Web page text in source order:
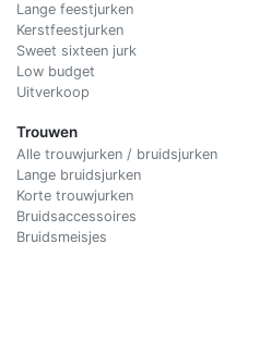
Lange feestjurken
Kerstfeestjurken
Sweet sixteen jurk
Low budget
Uitverkoop
Trouwen
Alle trouwjurken / bruidsjurken
Lange bruidsjurken
Korte trouwjurken
Bruidsaccessoires
Bruidsmeisjes